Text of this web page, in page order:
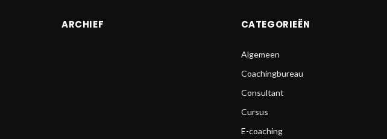
ARCHIEF CATEGORIEËN
Algemeen
Coachingbureau
Consultant
Cursus
E-coaching